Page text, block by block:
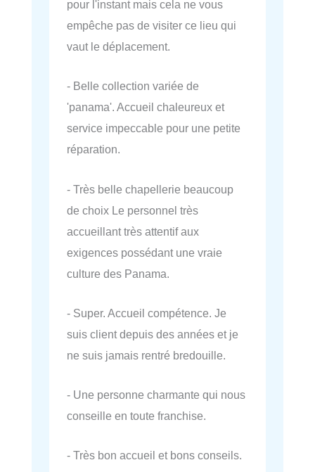
pour l'instant mais cela ne vous
empêche pas de visiter ce lieu qui
vaut le déplacement.
- Belle collection variée de
'panama'. Accueil chaleureux et
service impeccable pour une petite
réparation.
- Très belle chapellerie beaucoup
de choix Le personnel très
accueillant très attentif aux
exigences possédant une vraie
culture des Panama.
- Super. Accueil compétence. Je
suis client depuis des années et je
ne suis jamais rentré bredouille.
- Une personne charmante qui nous
conseille en toute franchise.
- Très bon accueil et bons conseils.